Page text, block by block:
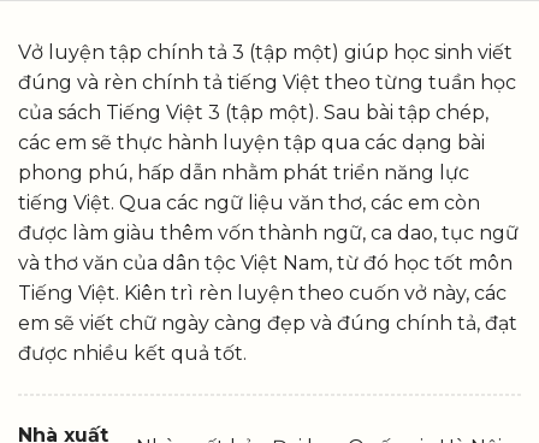
Vở luyện tập chính tả 3 (tập một) giúp học sinh viết
đúng và rèn chính tả tiếng Việt theo từng tuần học
của sách Tiếng Việt 3 (tập một). Sau bài tập chép,
các em sẽ thực hành luyện tập qua các dạng bài
phong phú, hấp dẫn nhằm phát triển năng lực
tiếng Việt. Qua các ngữ liệu văn thơ, các em còn
được làm giàu thêm vốn thành ngữ, ca dao, tục ngữ
và thơ văn của dân tộc Việt Nam, từ đó học tốt môn
Tiếng Việt. Kiên trì rèn luyện theo cuốn vở này, các
em sẽ viết chữ ngày càng đẹp và đúng chính tả, đạt
được nhiều kết quả tốt.
Nhà xuất